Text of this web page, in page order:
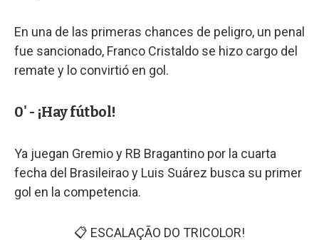
En una de las primeras chances de peligro, un penal
fue sancionado, Franco Cristaldo se hizo cargo del
remate y lo convirtió en gol.
0' - ¡Hay fútbol!
Ya juegan Gremio y RB Bragantino por la cuarta
fecha del Brasileirao y Luis Suárez busca su primer
gol en la competencia.
📋 ESCALAÇÃO DO TRICOLOR!